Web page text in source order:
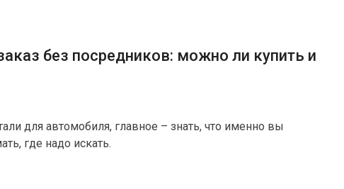
без посредников: можно ли купить и
для автомобиля, главное – знать, что именно вы
где надо искать.